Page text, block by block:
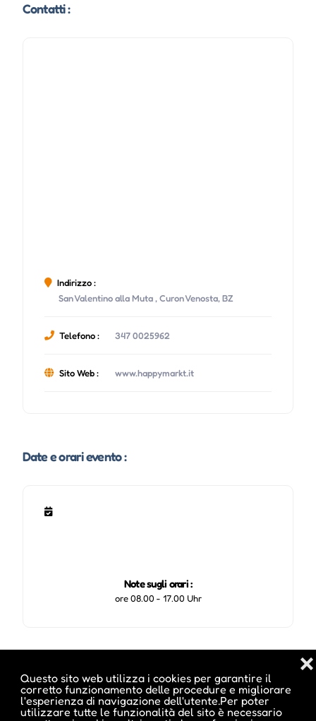
Questo sito web utilizza i cookies per garantire il
corretto funzionamento delle procedure e migliorare
l'esperienza di navigazione dell'utente.Per poter
utilizzare tutte le funzionalità del sito è necessario
❌
Contatti :
Indirizzo :
San Valentino alla Muta , Curon Venosta, BZ
Telefono : 347 0025962
Sito Web : www.happymarkt.it
Date e orari evento :
Note sugli orari :
ore 08.00 - 17.00 Uhr